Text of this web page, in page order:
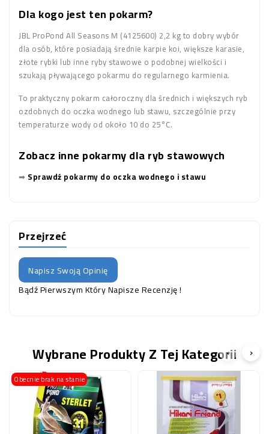
Dla kogo jest ten pokarm?
JBL ProPond All Seasons M (4125600) 2,2 kg to dobry wybór
dla osób, które posiadają średnie karpie koi, większe karasie,
złote rybki lub inne ryby stawowe o podobnej wielkości i
szukają pływającego pokarmu do regularnego karmienia.
To praktyczny pokarm całoroczny dla średnich i większych ryb
ozdobnych do oczka wodnego lub stawu, szczególnie przy
temperaturze wody od około 10 do 25°C.
Zobacz inne pokarmy dla ryb stawowych
➡ Sprawdź pokarmy do oczka wodnego i stawu
Przejrzeć
Napisz Swoją Opinię
Bądź Pierwszym Który Napisze Recenzję !
Wybrane Produkty Z Tej Kategorii
Obecnie brak na stanie
‹ ›